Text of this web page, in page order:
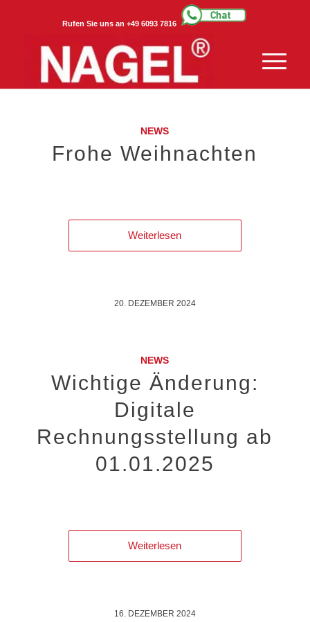
Rufen Sie uns an +49 6093 7816
NEWS
Frohe Weihnachten
Weiterlesen
20. DEZEMBER 2024
NEWS
Wichtige Änderung:
Digitale
Rechnungsstellung ab
01.01.2025
Weiterlesen
16. DEZEMBER 2024